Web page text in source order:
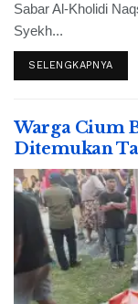
Sabar Al-Kholidi
Syekh...
SELENGKAPNYA
Warga Cium
Ditemukan